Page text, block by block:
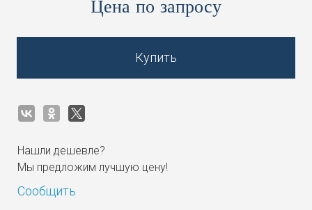
Цена по запросу
Купить
Нашли дешевле?
Мы предложим лучшую цену!
Сообщить